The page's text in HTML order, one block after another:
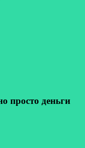
деньги